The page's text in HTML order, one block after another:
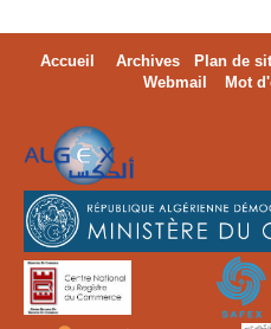
Accueil Archives Plan de
Webmail
Mot